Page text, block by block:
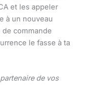
et les appeler
à un nouveau
commande
le fasse à ta
de vos